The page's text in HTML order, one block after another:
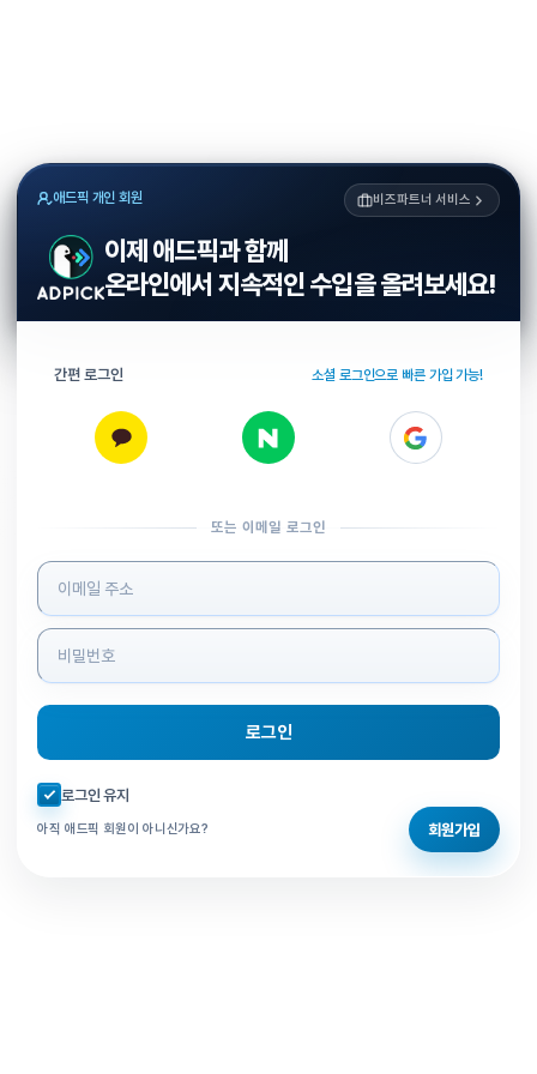
애드픽 개인 회원 비즈파트너 서비스
이제 애드픽과 함께
온라인에서 지속적인 수입을 올려보세요!
간편 로그인 소셜 로그인으로 빠른 가입 가능!
또는 이메일 로그인
로그인 정보 입력
로그인
자동로그인 체크
로그인 유지
아직 애드픽 회원이 아니신가요? 회원가입